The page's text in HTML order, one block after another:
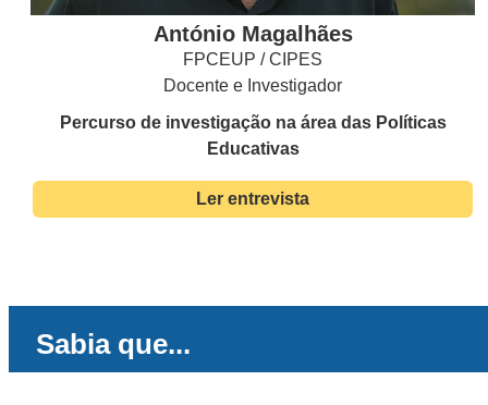
António Magalhães
FPCEUP / CIPES
Docente e Investigador
Percurso de investigação na área das Políticas
Educativas
Ler entrevista
Sabia que...